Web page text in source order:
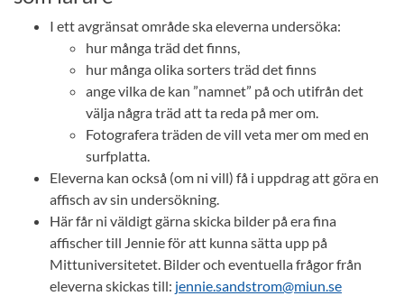
I ett avgränsat område ska eleverna undersöka:
hur många träd det finns,
hur många olika sorters träd det finns
ange vilka de kan ”namnet” på och utifrån det
välja några träd att ta reda på mer om.
Fotografera träden de vill veta mer om med en
surfplatta.
Eleverna kan också (om ni vill) få i uppdrag att göra en
affisch av sin undersökning.
Här får ni väldigt gärna skicka bilder på era fina
affischer till Jennie för att kunna sätta upp på
Mittuniversitetet. Bilder och eventuella frågor från
eleverna skickas till: jennie.sandstrom@miun.se